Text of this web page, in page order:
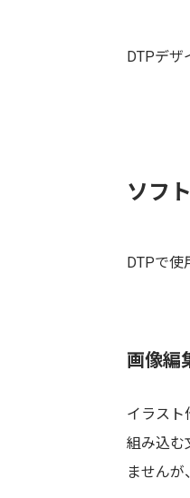
DTPデザ
ソフ
DTPで使
画像編
イラスト
組み込む
ません